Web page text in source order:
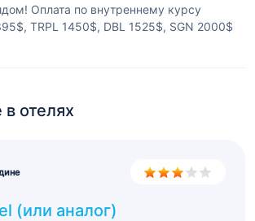
Оплата по внутреннему курсу
TRPL 1450$, DBL 1525$, SGN 2000$
отелях
(или аналог)